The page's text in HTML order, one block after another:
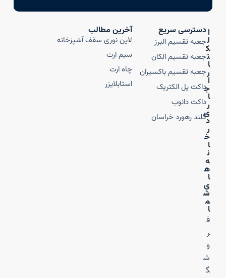
ا
ل
ک
ت
ا
ر
ا
ج
ا
ر
ی
د
ر
خ
ا
ن
ه‌
ه
ا
ی
ش
م
ا
ف
ر
و
ش
گ
دسترسی سریع
جعبه تقسیم البرز
جعبه تقسیم الکان
جعبه تقسیم باکسیران
داکت پل الکتریک
داکت دانوب
گلند رهورد خراسان
آخرین مطالب
لاین نوری سقف آشپزخانه
سیم ارت
چاه ارت
استابلایزر